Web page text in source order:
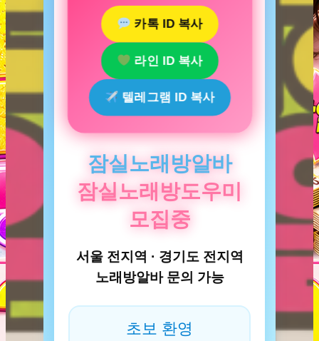
카톡 ID 복사
라인 ID 복사
텔레그램 ID 복사
잠실노래방알바
잠실노래방도우미
모집중
서울 전지역 · 경기도 전지역
노래방알바 문의 가능
초보 환영